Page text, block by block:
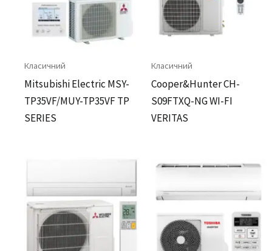
Класичний
Mitsubishi Electric MSY-
TP35VF/MUY-TP35VF TP
SERIES
Класичний
Cooper&Hunter CH-
S09FTXQ-NG WI-FI
VERITAS